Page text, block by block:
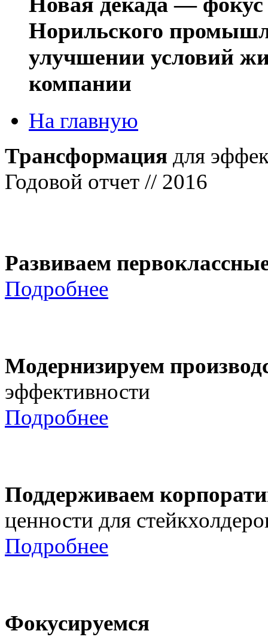
Норильского
улучшении условий
компании
На главную
Трансформация для
Годовой отчет // 2016
Развиваем
Подробнее
Модернизируем
эффективности
Подробнее
Поддерживаем
ценности для
Подробнее
Фокусируемся